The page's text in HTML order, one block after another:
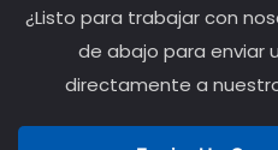
¿Listo para trabajar con
de abajo para enviar
directamente a